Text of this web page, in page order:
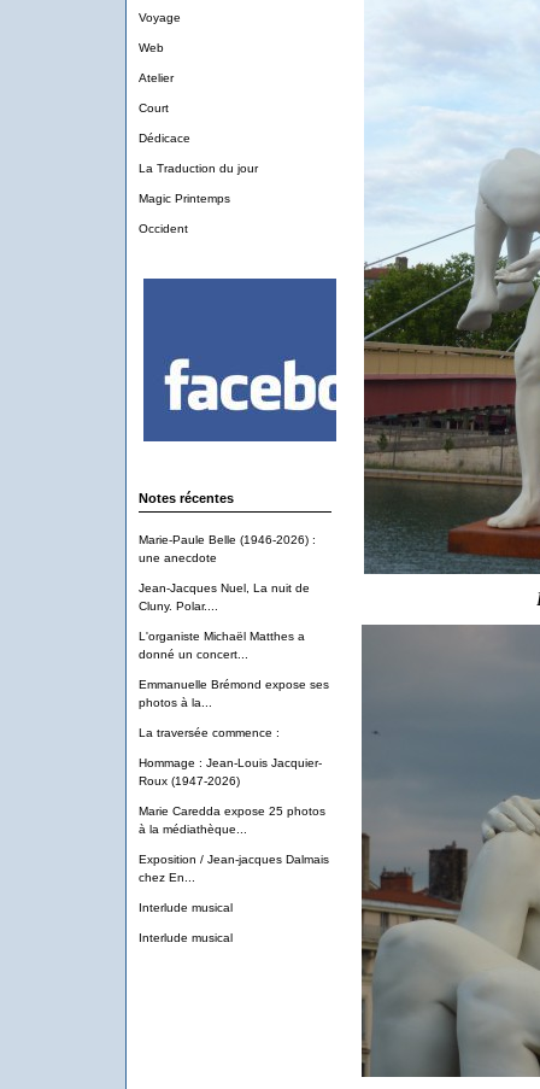
Voyage
Web
Atelier
Court
Dédicace
La Traduction du jour
Magic Printemps
Occident
Notes récentes
Marie-Paule Belle (1946-2026) :
une anecdote
Jean-Jacques Nuel, La nuit de
Cluny. Polar....
L'organiste Michaël Matthes a
donné un concert...
Emmanuelle Brémond expose ses
photos à la...
La traversée commence :
Hommage : Jean-Louis Jacquier-
Roux (1947-2026)
Marie Caredda expose 25 photos
à la médiathèque...
Exposition / Jean-jacques Dalmais
chez En...
Interlude musical
Interlude musical